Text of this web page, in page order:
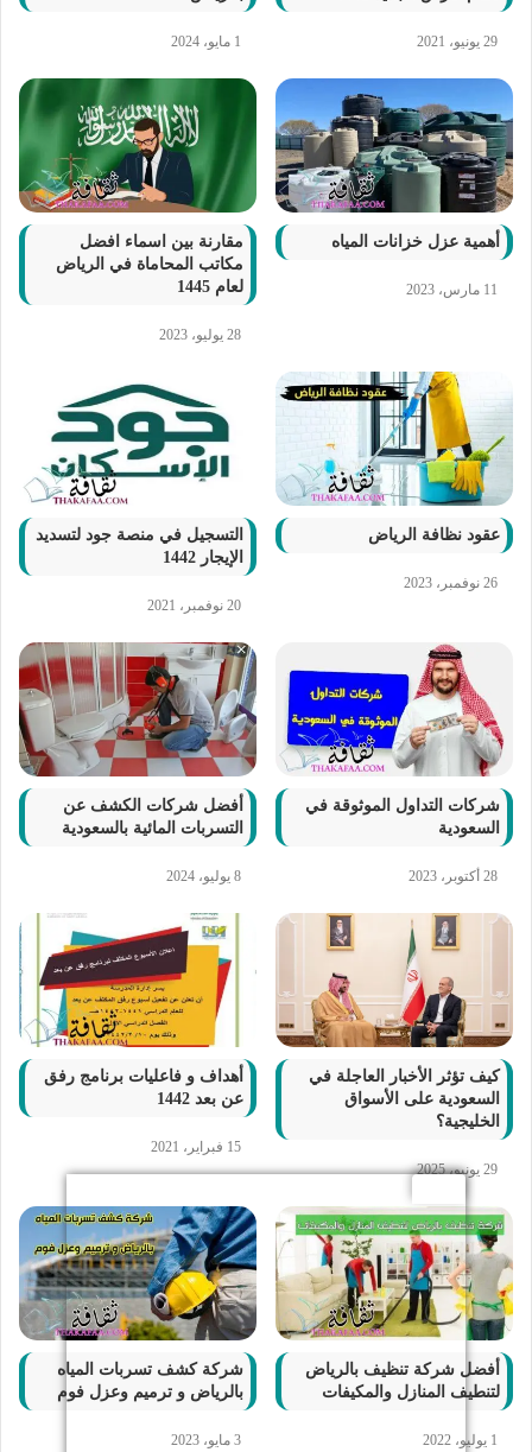
29 يونيو، 2021 1 مايو، 2024
أهمية عزل خزانات المياه
11 مارس، 2023
مقارنة بين اسماء افضل
مكاتب المحاماة في الرياض
لعام 1445
28 يوليو، 2023
عقود نظافة الرياض
26 نوفمبر، 2023
التسجيل في منصة جود لتسديد
الإيجار 1442
20 نوفمبر، 2021
شركات التداول الموثوقة في
السعودية
28 أكتوبر، 2023
أفضل شركات الكشف عن
التسربات المائية بالسعودية
8 يوليو، 2024
كيف تؤثر الأخبار العاجلة في
السعودية على الأسواق
الخليجية؟
29 يونيو، 2025
أهداف و فاعليات برنامج رفق
عن بعد 1442
15 فبراير، 2021
أفضل شركة تنظيف بالرياض
لتنطيف المنازل والمكيفات
1 يوليو، 2022
شركة كشف تسربات المياه
بالرياض و ترميم وعزل فوم
3 مايو، 2023